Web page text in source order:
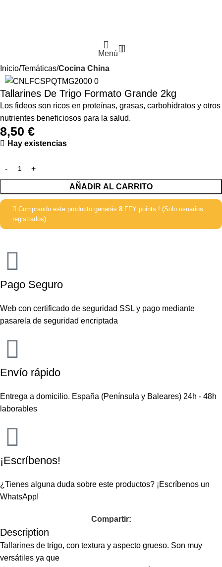
Menú
0
Inicio Temáticas Cocina China
Tallarines De Trigo Formato Grande 2kg
Los fideos son ricos en proteínas, grasas, carbohidratos y otros
nutrientes beneficiosos para la salud.
8,50 €
Hay existencias
AÑADIR AL CARRITO
Comprando este producto ganarás 8 FFY points ! (Solo usuarios
registrados)
Pago Seguro
Web con certificado de seguridad SSL y pago mediante
pasarela de seguridad encriptada
Envío rápido
Entrega a domicilio. España (Península y Baleares) 24h - 48h
laborables
¡Escríbenos!
¿Tienes alguna duda sobre este productos? ¡Escríbenos un
WhatsApp!
Compartir:
Description
Tallarines de trigo, con textura y aspecto grueso. Son muy
versátiles ya que